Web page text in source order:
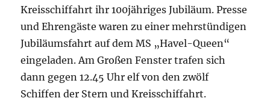
Kreisschiffahrt ihr 100jähriges Jubiläum. Presse
und Ehrengäste waren zu einer mehrstündigen
Jubiläumsfahrt auf dem MS „Havel-Queen“
eingeladen. Am Großen Fenster trafen sich
dann gegen 12.45 Uhr elf von den zwölf
Schiffen der Stern und Kreisschiffahrt.